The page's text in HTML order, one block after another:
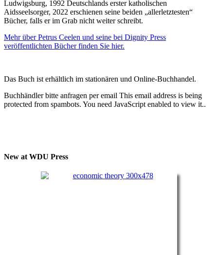
Ludwigsburg, 1992 Deutschlands erster katholischen
Aidsseelsorger, 2022 erschienen seine beiden „allerletztesten“
Bücher, falls er im Grab nicht weiter schreibt.
Mehr über Petrus Ceelen und seine bei Dignity Press
veröffentlichten Bücher finden Sie hier.
Das Buch ist erhältlich im stationären und Online-Buchhandel.
Buchhändler bitte anfragen per email This email address is being
protected from spambots. You need JavaScript enabled to view it..
New at WDU Press